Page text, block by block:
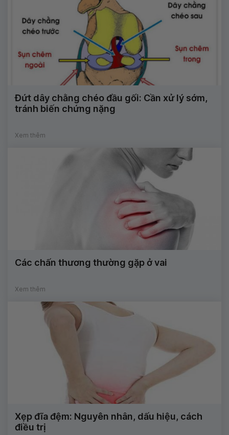
Đứt dây chằng chéo đầu gối: Cần xử lý sớm,
tránh biến chứng nặng
Xem thêm
Các chấn thương thường gặp ở vai
Xem thêm
Xẹp đĩa đệm: Nguyên nhân, dấu hiệu, cách
điều trị